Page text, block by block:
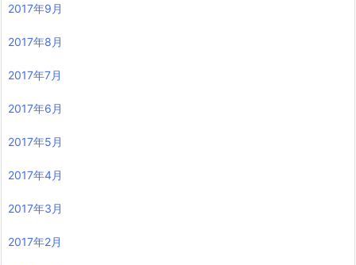
2017年9月
2017年8月
2017年7月
2017年6月
2017年5月
2017年4月
2017年3月
2017年2月